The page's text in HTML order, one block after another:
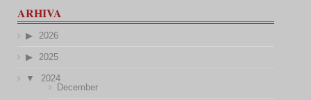
ARHIVA
2026
2025
2024
December